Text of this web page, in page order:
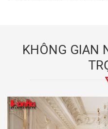
KHÔNG GIAN